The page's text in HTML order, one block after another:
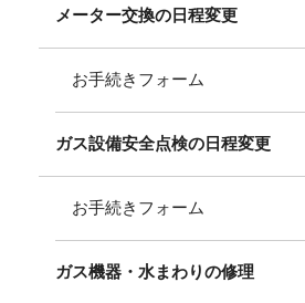
メーター交換の日程変更
お手続きフォーム
ガス設備安全点検の日程変更
お手続きフォーム
ガス機器・水まわりの修理